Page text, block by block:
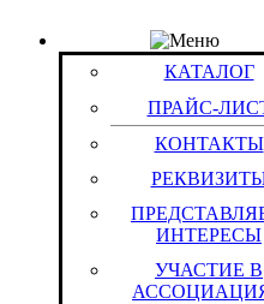
КАТАЛОГ
ПРАЙС-
КОНТАКТЫ
ИНТЕРЕСЫ
УЧАСТИЕ В
Группа: Максимум
Группы / Товары
Распродажа:Фонарь